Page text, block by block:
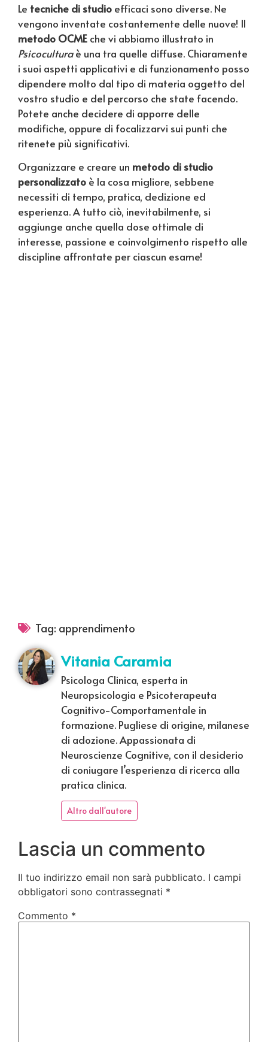
Le tecniche di studio efficaci sono diverse. Ne
vengono inventate costantemente delle nuove! Il
metodo OCME che vi abbiamo illustrato in
Psicoculturaè una tra quelle diffuse. Chiaramente
i suoi aspetti applicativi e di funzionamento posso
dipendere molto dal tipo di materia oggetto del
vostro studio e del percorso che state facendo.
Potete anche decidere di apporre delle
modifiche, oppure di focalizzarvi sui punti che
ritenete più significativi.
Organizzare e creare un metodo di studio
personalizzato è la cosa migliore, sebbene
necessiti di tempo, pratica, dedizione ed
esperienza. A tutto ciò, inevitabilmente, si
aggiunge anche quella dose ottimale di
interesse, passione e coinvolgimento rispetto alle
discipline affrontate per ciascun esame!
Tag: apprendimento
Vitania Caramia
Psicologa Clinica, esperta in
Neuropsicologia e Psicoterapeuta
Cognitivo-Comportamentale in
formazione. Pugliese di origine, milanese
di adozione. Appassionata di
Neuroscienze Cognitive, con il desiderio
di coniugare l’esperienza di ricerca alla
pratica clinica.
Altro dall'autore
Lascia un commento
Il tuo indirizzo email non sarà pubblicato. I campi
obbligatori sono contrassegnati *
Commento *